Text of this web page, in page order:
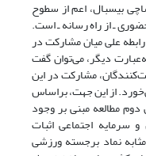
بیسبال، اعم از سطوح
ـ از راه رسانه ـ است.
می‌دهد که رابطه علی میان مشارکت در
دیگر، می‌توان گفت
مشارکت در این
از این جهت، براساس
حاضر (جدول 7)، فرض دوم مطالعه مبنی بر وجود
سرمایه اجتماعی اثبات
نماد برجسته ورزشی